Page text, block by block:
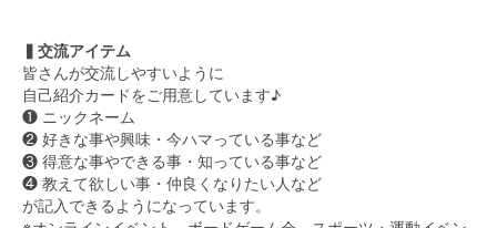
▍交流アイテム
皆さんが交流しやすいように
自己紹介カードをご用意しています♪
❶ ニックネーム
❷ 好きな事や興味・今ハマっている事など
❸ 得意な事やできる事・知っている事など
❹ 教えて欲しい事・仲良くなりたい人など
が記入できるようになっています。